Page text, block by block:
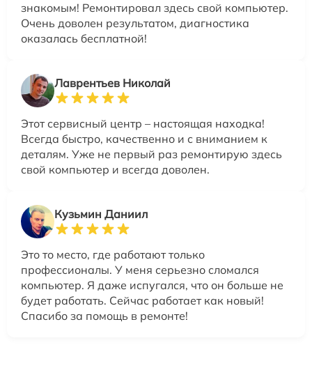
знакомым! Ремонтировал здесь свой компьютер.
Очень доволен результатом, диагностика
оказалась бесплатной!
Лаврентьев Николай
Этот сервисный центр – настоящая находка!
Всегда быстро, качественно и с вниманием к
деталям. Уже не первый раз ремонтирую здесь
свой компьютер и всегда доволен.
Кузьмин Даниил
Это то место, где работают только
профессионалы. У меня серьезно сломался
компьютер. Я даже испугался, что он больше не
будет работать. Сейчас работает как новый!
Спасибо за помощь в ремонте!